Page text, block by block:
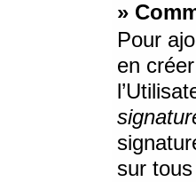
»
Pour
en
sur